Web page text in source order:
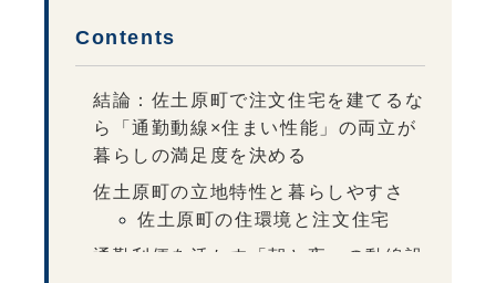
Contents
結論：佐土原町で注文住宅を建てるな
ら「通勤動線×住まい性能」の両立が
暮らしの満足度を決める
佐土原町の立地特性と暮らしやすさ
佐土原町の住環境と注文住宅
通勤利便を活かす「朝と夜」の動線設